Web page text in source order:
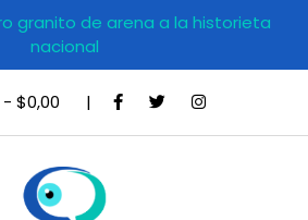
granito de arena a la historieta
nacional
- $0,00